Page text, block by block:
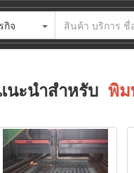
กิจ
นะนำสำหรับ พิม